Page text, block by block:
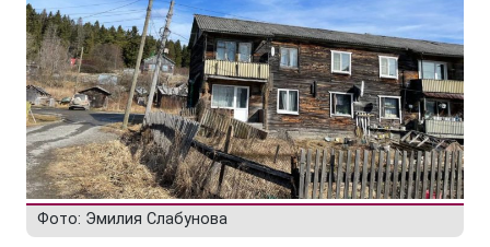
Фото: Эмилия Слабунова